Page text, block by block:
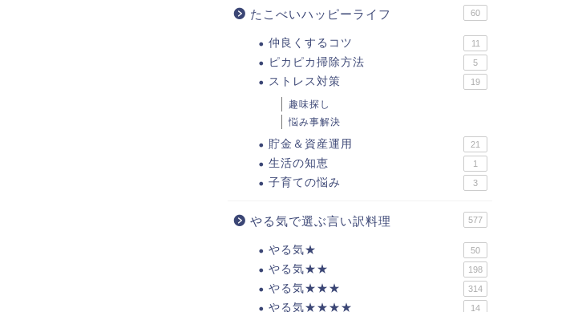
たこべいハッピーライフ 60
仲良くするコツ 11
ピカピカ掃除方法 5
ストレス対策 19
趣味探し
悩み事解決
貯金＆資産運用 21
生活の知恵 1
子育ての悩み 3
やる気で選ぶ言い訳料理 577
やる気★ 50
やる気★★ 198
やる気★★★ 314
やる気★★★★ 14